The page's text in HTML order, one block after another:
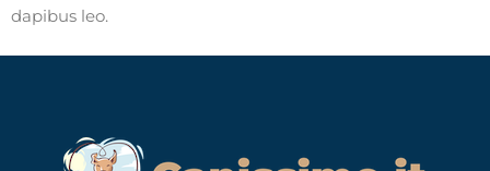
dapibus leo.